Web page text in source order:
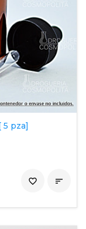
5 pza]

favorite_border